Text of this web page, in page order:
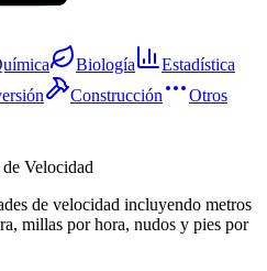
Biología
Estadística
Construcción Otros
Velocidad
de velocidad incluyendo metros
millas por hora, nudos y pies por